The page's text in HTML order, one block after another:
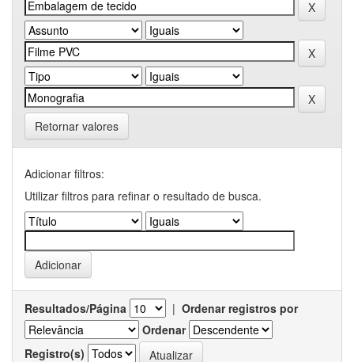
Retornar valores
Adicionar filtros:
Utilizar filtros para refinar o resultado de busca.
Resultados/Página | Ordenar registros por
Ordenar
Registro(s)